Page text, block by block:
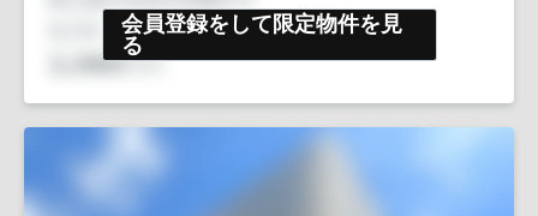
会員登録をして限定物件を見
る